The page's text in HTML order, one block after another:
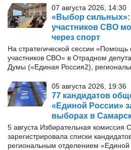
07 августа 2026, 14:30
«Выбор сильных»:
участников СВО
через спорт
На стратегической сессии
участников СВО» в Отрадном
Думы («Единая Россия2),
05 августа 2026, 19:36
77 кандидатов
«Единой России»
выборах в
5 августа Избирательная комиссия
зарегистрировала списки
региональным отделением «Единой